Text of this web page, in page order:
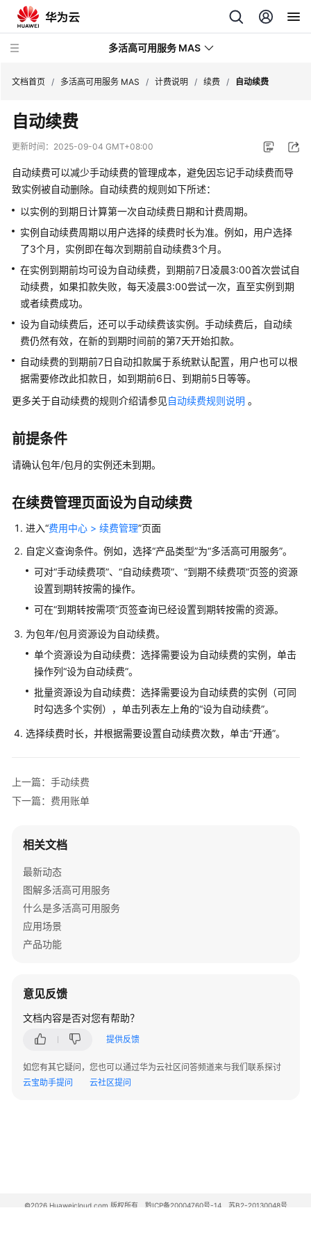
多活高可用服务 MAS
最
新
态
品
介
绍
计
费
说
明
计
费
述
计
模
费
项
续
费
费
概
述
手
续
自
动
用
账
单
费
停
计
费
指
文档首页 / 多活高可用服务 MAS / 计费说明 / 续费 / 自动续费
自动续费
更新时间： 2025-09-04 GMT+08:00
自动续费可以减少手动续费的管理成本，避免因忘记手动续费而导
致实例被自动删除。自动续费的规则如下所述：
以实例的到期日计算第一次自动续费日期和计费周期。
实例自动续费周期以用户选择的续费时长为准。例如，用户选择
了3个月，实例即在每次到期前自动续费3个月。
在实例到期前均可设为自动续费，到期前7日凌晨3:00首次尝试自
动续费，如果扣款失败，每天凌晨3:00尝试一次，直至实例到期
或者续费成功。
设为自动续费后，还可以手动续费该实例。手动续费后，自动续
费仍然有效，在新的到期时间前的第7天开始扣款。
自动续费的到期前7日自动扣款属于系统默认配置，用户也可以根
据需要修改此扣款日，如到期前6日、到期前5日等等。
更多关于自动续费的规则介绍请参见自动续费规则说明 。
前提条件
请确认包年/包月的实例还未到期。
在续费管理页面设为自动续费
进入“费用中心 > 续费管理”页面
自定义查询条件。例如，选择“产品类型”为“多活高可用服务”。
可对“手动续费项”、“自动续费项”、“到期不续费项”页签的资源
设置到期转按需的操作。
可在“到期转按需项”页签查询已经设置到期转按需的资源。
为包年/包月资源设为自动续费。
单个资源设为自动续费：选择需要设为自动续费的实例，单击
操作列“设为自动续费”。
批量资源设为自动续费：选择需要设为自动续费的实例（可同
时勾选多个实例），单击列表左上角的“设为自动续费”。
选择续费时长，并根据需要设置自动续费次数，单击“开通”。
上一篇：手动续费
下一篇：费用账单
相关文档
最新动态
图解多活高可用服务
什么是多活高可用服务
应用场景
产品功能
意见反馈
文档内容是否对您有帮助？
提供反馈
如您有其它疑问，您也可以通过华为云社区问答频道来与我们联系探讨
云宝助手提问
云社区提问
©2026 Huaweicloud.com 版权所有 黔ICP备20004760号-14
苏B2-20130048号